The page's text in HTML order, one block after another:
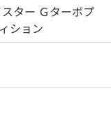
ター Ｇターボプ
ション